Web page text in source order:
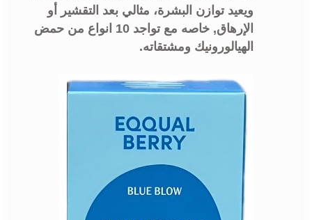
ويعيد توازن البشرة، مثالي بعد التقشير أو
الإرهاق, خاصه مع تواجد 10 انواع من حمض
الهيالورونيك ومشتقاته.